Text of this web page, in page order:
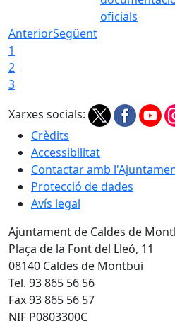
oficials
AnteriorSegüent
1
2
3
Xarxes socials:
Crèdits
Accessibilitat
Contactar amb
Protecció de dades
Avís legal
Ajuntament de Caldes de
Plaça de la Font del Lleó, 11
08140 Caldes de Montbui
Tel. 93 865 56 56
Fax 93 865 56 57
NIF P0803300C